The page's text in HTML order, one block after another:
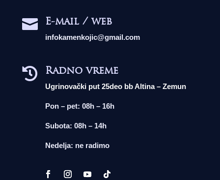
 E-mail / web
infokamenkojic@gmail.com
 Radno vreme
Ugrinovački put 25deo bb Altina – Zemun
Pon – pet: 08h – 16h
Subota: 08h – 14h
Nedelja: ne radimo